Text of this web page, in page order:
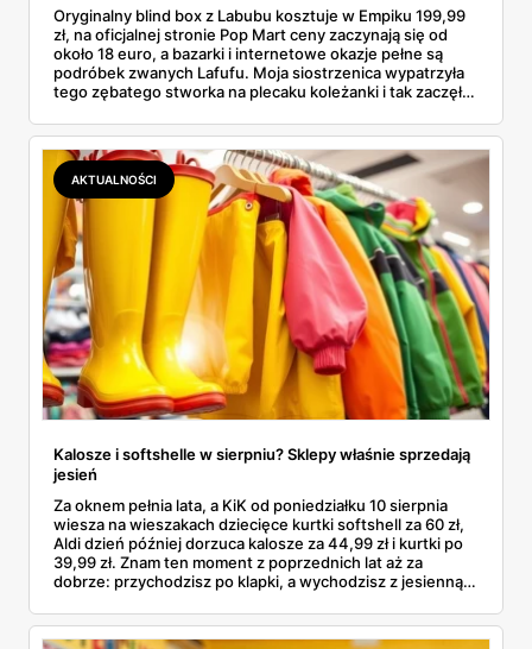
Oryginalny blind box z Labubu kosztuje w Empiku 199,99
zł, na oficjalnej stronie Pop Mart ceny zaczynają się od
około 18 euro, a bazarki i internetowe okazje pełne są
podróbek zwanych Lafufu. Moja siostrzenica wypatrzyła
tego zębatego stworka na plecaku koleżanki i tak zaczęło
kosztuje i po czym poznać, że sprzedawca nie wciska nam
podróbki. Spisałam wszystko, czego się dowiedziałam —
łącznie z jedną wpadką, o której za chwilę.
AKTUALNOŚCI
Kalosze i softshelle w sierpniu? Sklepy właśnie sprzedają
jesień
Za oknem pełnia lata, a KiK od poniedziałku 10 sierpnia
wiesza na wieszakach dziecięce kurtki softshell za 60 zł,
Aldi dzień później dorzuca kalosze za 44,99 zł i kurtki po
39,99 zł. Znam ten moment z poprzednich lat aż za
dobrze: przychodzisz po klapki, a wychodzisz z jesienną
pojawi się w gazetkach w przyszłym tygodniu i czy jest
sens kupować jesień, zanim skończą się wakacje.